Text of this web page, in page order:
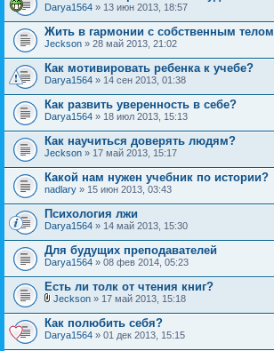
Darya1564 » 13 июн 2013, 18:57
Жить в гармонии с собственным телом
Jeckson » 28 май 2013, 21:02
Как мотивировать ребенка к учебе?
Darya1564 » 14 сен 2013, 01:38
Как развить уверенность в себе?
Darya1564 » 18 июл 2013, 15:13
Как научиться доверять людям?
Jeckson » 17 май 2013, 15:17
Какой нам нужен учебник по истории?
nadlary » 15 июн 2013, 03:43
Психология лжи
Darya1564 » 14 май 2013, 15:30
Для будущих преподавателей
Darya1564 » 08 фев 2014, 05:23
Есть ли толк от чтения книг?
Jeckson » 17 май 2013, 15:18
Как полюбить себя?
Darya1564 » 01 дек 2013, 15:15